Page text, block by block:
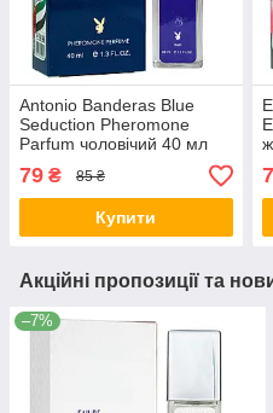
Antonio Banderas Blue
Seduction Pheromone
Parfum чоловічий 40 мл
79 ₴ 85 ₴
Купити
Акційні пропозиції та
–7%